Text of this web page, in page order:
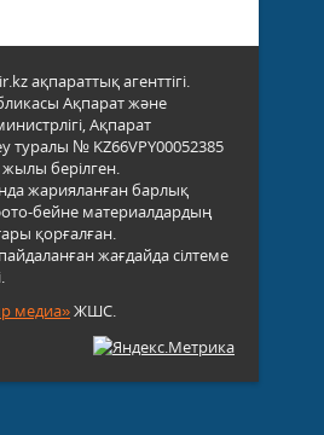
ақпараттық агенттігі.
Ақпарат және
Ақпарат
туралы № KZ66VPY00052385
жылы берілген.
жарияланған барлық
бейне материалдардың
қорғалған.
жағдайда сілтеме
медиа»ЖШС.